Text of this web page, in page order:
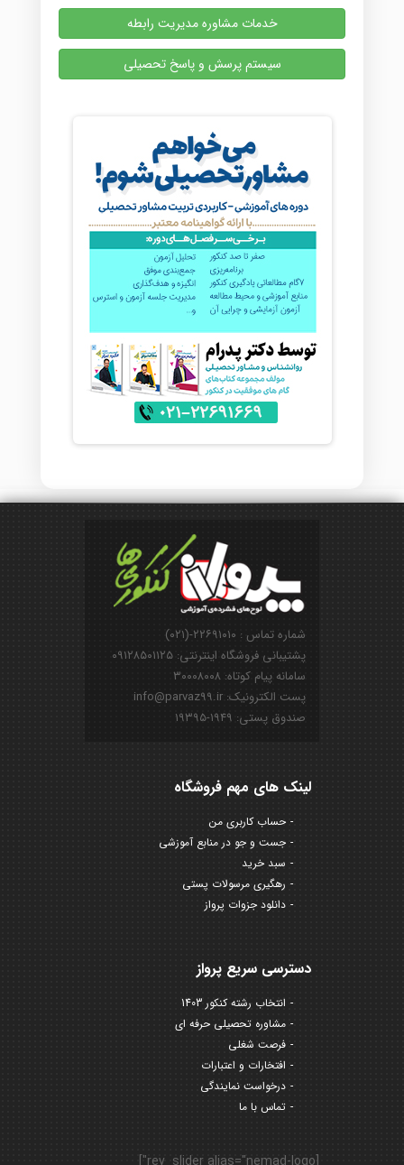
خدمات مشاوره مدیریت رابطه
سیستم پرسش و پاسخ تحصیلی
شماره تماس : ۲۲۶۹۱۰۱۰-(۰۲۱)
پشتیبانی فروشگاه اینترنتی: ۰۹۱۲۸۵۰۱۱۲۵
سامانه پیام کوتاه: ۳۰۰۰۸۰۰۸
پست الکترونیک: info@parvaz99.ir
صندوق پستی: ۱۹۴۹-۱۹۳۹۵
لینک های مهم فروشگاه
حساب کاربری من
جست و جو در منابع آموزشی
سبد خرید
رهگیری مرسولات پستی
دانلود جزوات پرواز
دسترسی سریع پرواز
انتخاب رشته کنکور 1403
مشاوره تحصیلی حرفه ای
فرصت شغلی
افتخارات و اعتبارات
درخواست نمایندگی
تماس با ما